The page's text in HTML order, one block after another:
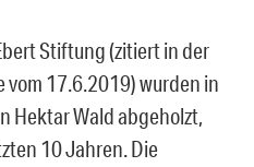
Stiftung (zitiert in der
vom 17.6.2019) wurden in
Hektar Wald abgeholzt,
10 Jahren. Die